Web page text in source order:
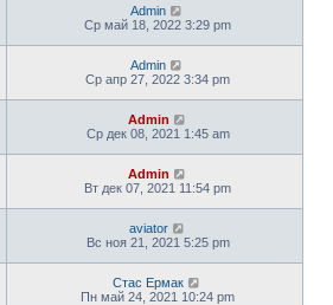
Admin
Ср май 18, 2022 3:29 pm
Admin
Ср апр 27, 2022 3:34 pm
Admin
Ср дек 08, 2021 1:45 am
Admin
Вт дек 07, 2021 11:54 pm
aviator
Вс ноя 21, 2021 5:25 pm
Стас Ермак
Пн май 24, 2021 10:24 pm